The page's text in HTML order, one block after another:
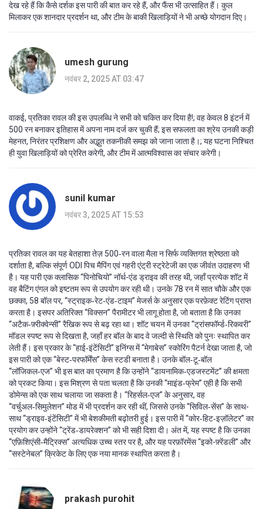
देख रहे हैं कि कैसे दर्शक इस पारी की बात कर रहे हैं, और फैंस भी उत्साहित हैं। कुल
मिलाकर एक शानदार प्रदर्शन था, और टीम के बाकी खिलाड़ियों ने भी अच्छे योगदान दिए।
umesh gurung
नवंबर 2, 2025 AT 03:47
वाकई, प्रतिका रावल की इस उपलब्धि ने सभी को चकित कर दिया है!; वह केवल 8 इंटर्न में
500 रन बनाकर इतिहास में अपना नाम दर्ज कर चुकी हैं; इस सफलता का श्रेय उनकी कड़ी
मेहनत, निरंतर प्रशिक्षण और अद्भुत तकनीकी समझ को जाना जाता है।; यह घटना निश्चित
ही युवा खिलाड़ियों को प्रेरित करेगी, और टीम में आत्मविश्वास का संचार करेगी।
sunil kumar
नवंबर 3, 2025 AT 15:53
प्रतिका रावल का यह बेतहाशा तेज़ 500‑रन वाला मैला न सिर्फ व्यक्तिगत श्रेष्ठता को
दर्शाता है, बल्कि संपूर्ण ODI पिच मैपिंग एवं गहरी एंट्री स्ट्रेटेजी का एक जीवंत उदाहरण भी
है। यह पारी एक क्लासिक “पिनोचियो” नॉर्थ-एंड ड्राइव की तरह थी, जहाँ प्रत्येक शॉट में
वह बैटिंग एंगल को इष्टतम रूप से उपयोग कर रही थी। उनके 78 रन में सात चौके और एक
छक्का, 58 बॉल पर, “स्ट्राइक‑रेट‑एंड‑टाइम” मेजर्स के अनुसार एक परफ़ेक्ट रेटिंग प्राप्त
करता है। इसपर अतिरिक्त “विक्सन” पैरामीटर भी लागू होता है, जो बताता है कि उनका
“अटैक‑फ़्रीक्वेन्सी” रैखिक रूप से बढ़ रहा था। शॉट चयन में उनका “ट्रांसफॉर्म्ड‑रिकवरी”
मॉडल स्पष्ट रूप से दिखता है, जहाँ हर बॉल के बाद वे जल्दी से स्थिति को पुनः स्थापित कर
लेती हैं। इस प्रकार के “हाई‑इंटेंसिटी” इनिंग्स में “मेगाबेस” स्कोरिंग पैटर्न देखा जाता है, जो
इस पारी को एक “बेस्ट‑परफॉर्मेंस” केस स्टडी बनाता है। उनके बॉल‑टू‑बॉल
“लॉजिकल‑एज” भी इस बात का प्रमाण है कि उन्होंने “डायनामिक‑एडजस्टमेंट” की क्षमता
को प्रकट किया। इस मिश्रण से पता चलता है कि उनकी “माइंड‑फ्रेम” एही है कि सभी
डोमेन्स को एक साथ चलाया जा सकता है। “रिहर्सल‑एज” के अनुसार, वह
“वर्चुअल‑सिमुलेशन” मोड में भी प्रदर्शन कर रही थीं, जिससे उनके “सिविल‑सेंस” के साथ-
साथ “ड्राइव‑इंटेंसिटी” में भी बेशकीमती बढ़ोतरी हुई। इस पारी में “कोर‑हिट‑इज़ॉलेटर” का
प्रयोग कर उन्होंने “ट्रेंड‑डायरेक्शन” को भी सही दिशा दी। अंत में, यह स्पष्ट है कि उनका
“एफ़िशिएंसी‑मैट्रिक्स” अत्यधिक उच्च स्तर पर है, और यह परफ़ॉरमेंस “इको-फ़्रेंडली” और
“सस्टेनेबल” क्रिकेट के लिए एक नया मानक स्थापित करता है।
prakash purohit